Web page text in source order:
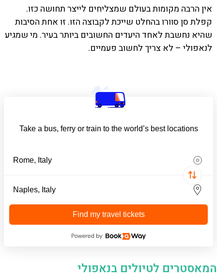
אין הרבה מקומות בעולם שמצליחים לייצר תחושה כזו.
קפלת סן סוורו בהחלט שייכת לקבוצה הזו. זו אחת הסיבות
שהיא נחשבת לאחד היעדים החשובים ביותר בעיר. מי שמגיע
לנאפולי – לא צריך לחשוב פעמיים.
Take a bus, ferry or train to the world’s best locations
Find my travel tickets
המאסטרים לטיולים בנאפולי